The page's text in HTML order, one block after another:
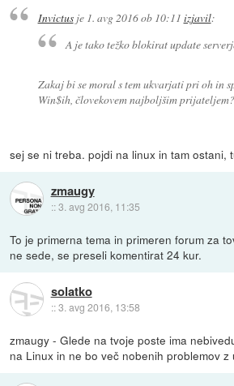
Invictusje 1. avg 2016 ob 10:11 izjavil:
A je tako težko blokirat update
Zakaj bi se moral s tem ukvarjati pri oh in
Win$ih, človekovem najboljšim prijateljem?
sej se ni treba. pojdi na linux in tam ostani,
zmaugy
::3. avg 2016, 11:35
To je primerna tema in primeren forum za
ne sede, se preseli komentirat 24 kur.
solatko
::3. avg 2016, 13:58
zmaugy - Glede na tvoje poste ima
na Linux in ne bo več nobenih problemov z